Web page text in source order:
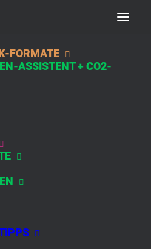
FORMATE
ASSISTENT + CO2-